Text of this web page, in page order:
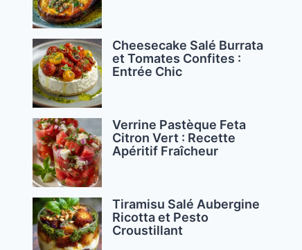
Cheesecake Salé Burrata
et Tomates Confites :
Entrée Chic
Verrine Pastèque Feta
Citron Vert : Recette
Apéritif Fraîcheur
Tiramisu Salé Aubergine
Ricotta et Pesto
Croustillant